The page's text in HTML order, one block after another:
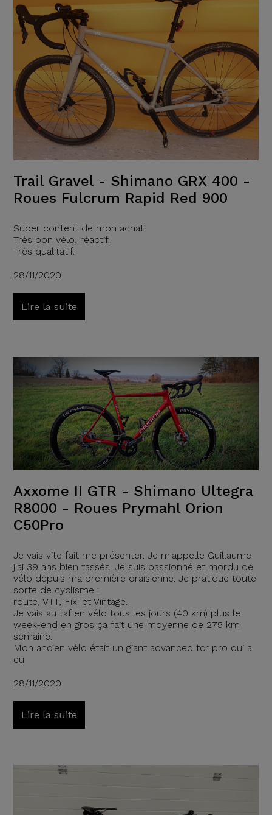
Trail Gravel - Shimano GRX 400 -
Roues Fulcrum Rapid Red 900
Super content de mon achat.
Très bon vélo, réactif.
Très qualitatif.
28/11/2020
Lire la suite
Axxome II GTR - Shimano Ultegra
R8000 - Roues Prymahl Orion
C50Pro
Je vais vite fait me présenter. Je m'appelle Guillaume
j'ai 39 ans bien tassés. Je suis passionné et mordu de
vélo depuis ma première draisienne. Je pratique toute
sorte de cyclisme :
route, VTT, Fixi et Vintage.
Je vais au taf en vélo tous les jours (40 km) plus le
week-end en gros ça fait une moyenne de 275 km
semaine.
Mon ancien vélo était un giant advanced tcr pro qui a
eu
28/11/2020
Lire la suite